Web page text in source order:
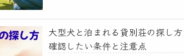
大型犬と泊まれる貸別荘の探し
確認したい条件と注意点